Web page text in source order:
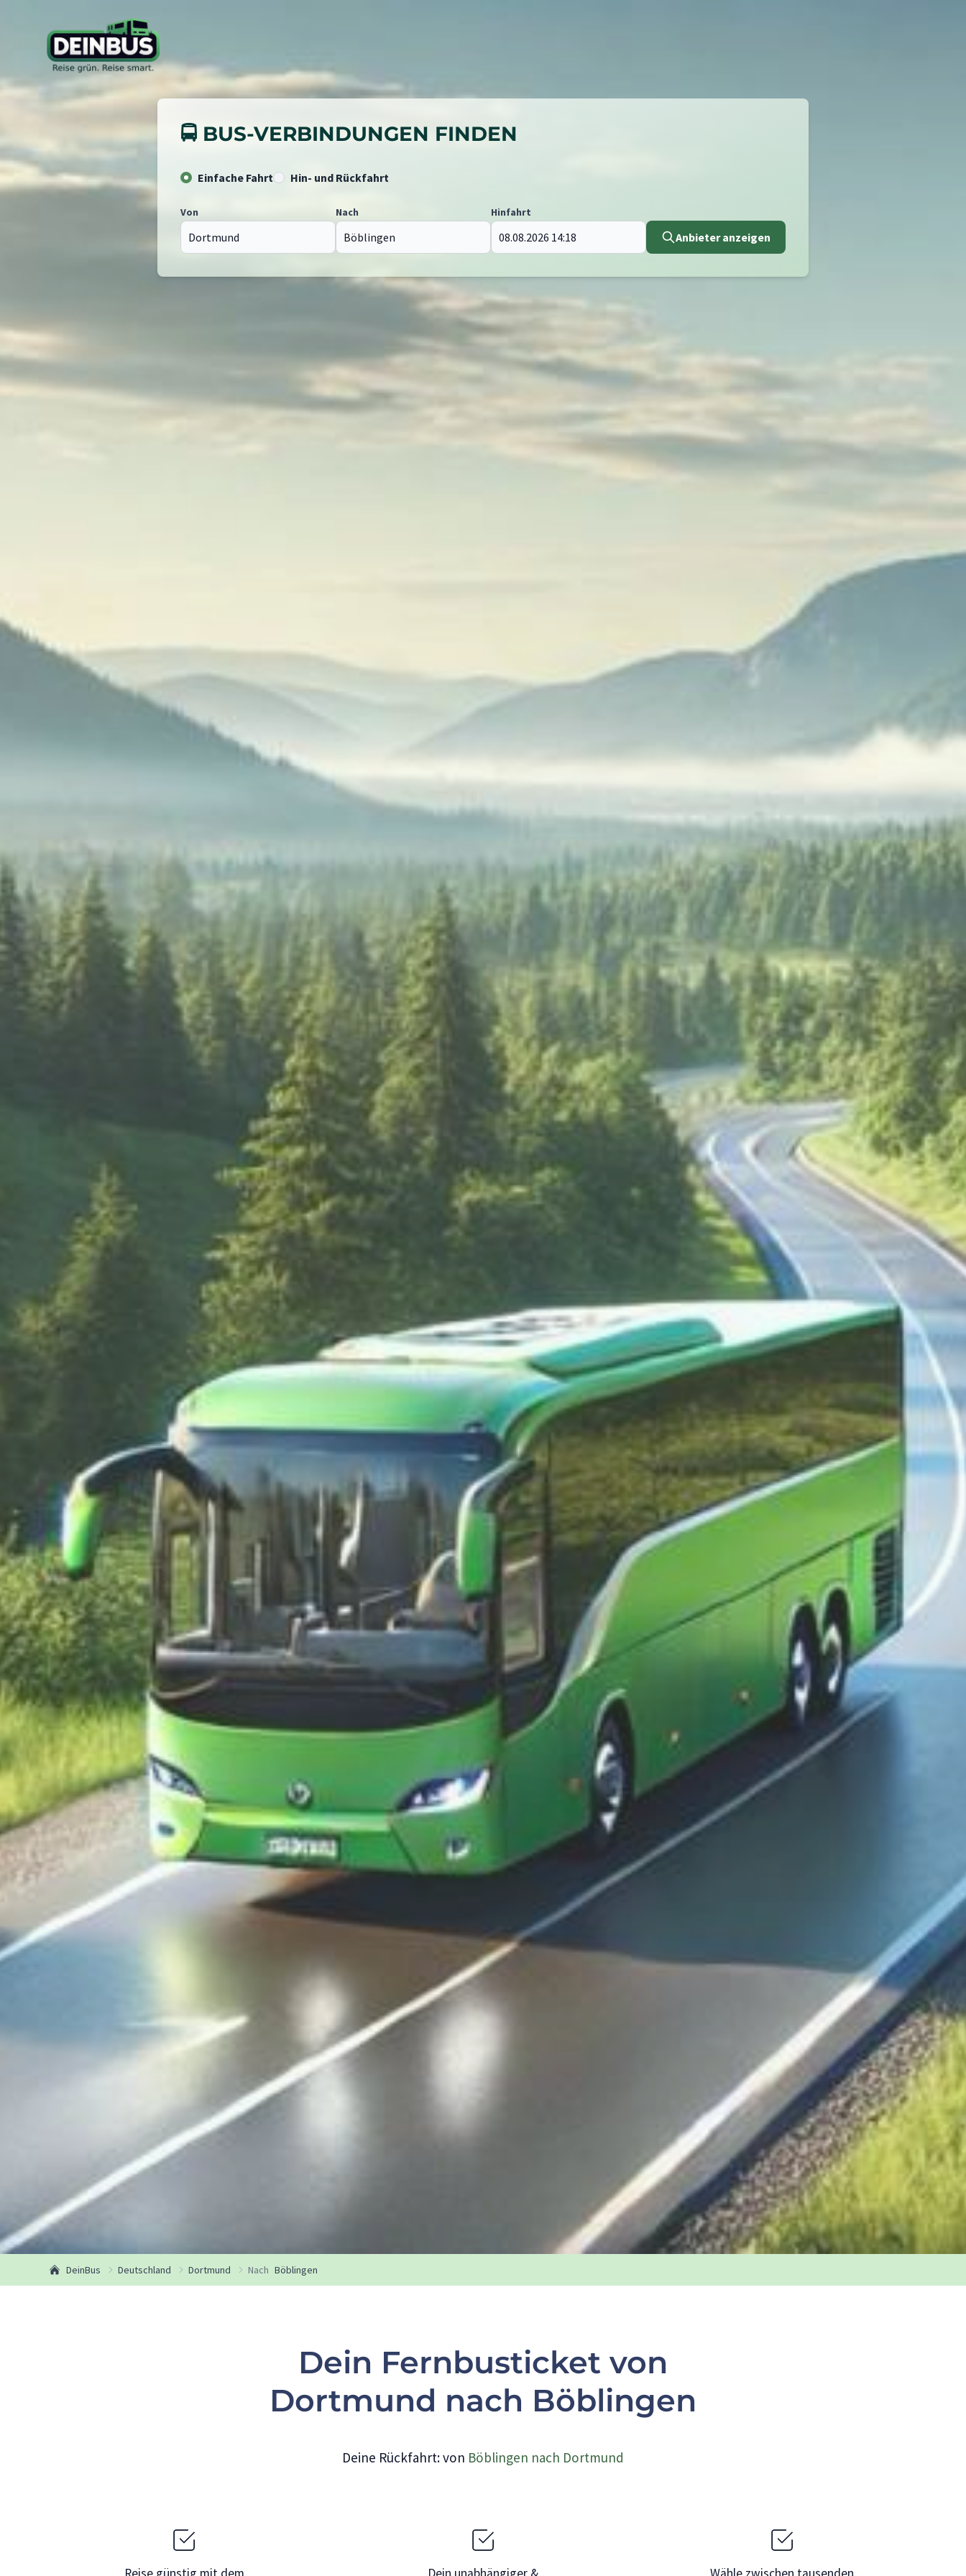
🚍 BUS-VERBINDUNGEN FINDEN
Einfache Fahrt Hin- und Rückfahrt
Von Nach Hinfahrt
Anbieter anzeigen
DeinBus Deutschland Dortmund Nach Böblingen
Dein Fernbusticket von
Dortmund nach Böblingen
Deine Rückfahrt: von Böblingen nach Dortmund